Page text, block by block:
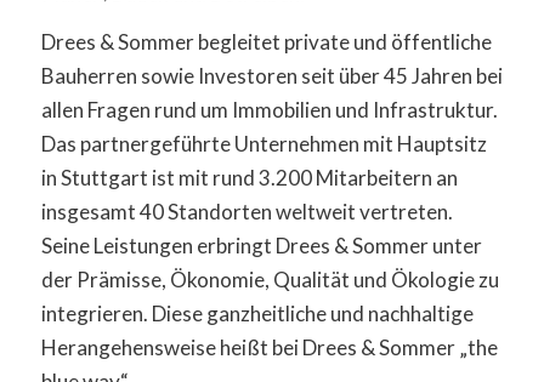
Drees & Sommer begleitet private und öffentliche
Bauherren sowie Investoren seit über 45 Jahren bei
allen Fragen rund um Immobilien und Infrastruktur.
Das partnergeführte Unternehmen mit Hauptsitz
in Stuttgart ist mit rund 3.200 Mitarbeitern an
insgesamt 40 Standorten weltweit vertreten.
Seine Leistungen erbringt Drees & Sommer unter
der Prämisse, Ökonomie, Qualität und Ökologie zu
integrieren. Diese ganzheitliche und nachhaltige
Herangehensweise heißt bei Drees & Sommer „the